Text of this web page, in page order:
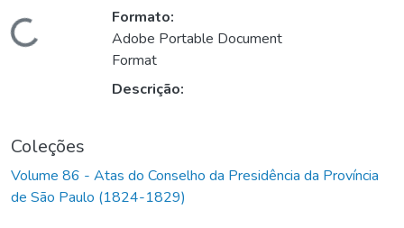
Carregando...
Formato:
Adobe Portable Document
Format
Descrição:
Coleções
Volume 86 - Atas do Conselho da Presidência da Província
de São Paulo (1824-1829)